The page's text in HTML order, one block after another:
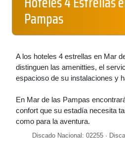
Pampas
A los hoteles 4 estrellas en Mar
distinguen las amenitties, el
espacioso de su instalaciones y
En Mar de las Pampas
confort que su estadía necesita
como para la aventura.
Discado Nacional: 02255 ·